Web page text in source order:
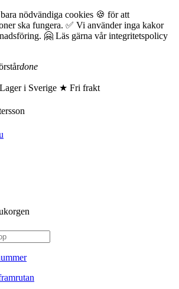
nödvändiga cookies 🍪 för att
ska fungera. ✅ Vi använder inga kakor
🤗 Läs gärna vår integritetspolicy
done
i Sverige ★ Fri frakt